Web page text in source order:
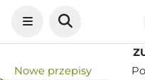
Nowe przepisy